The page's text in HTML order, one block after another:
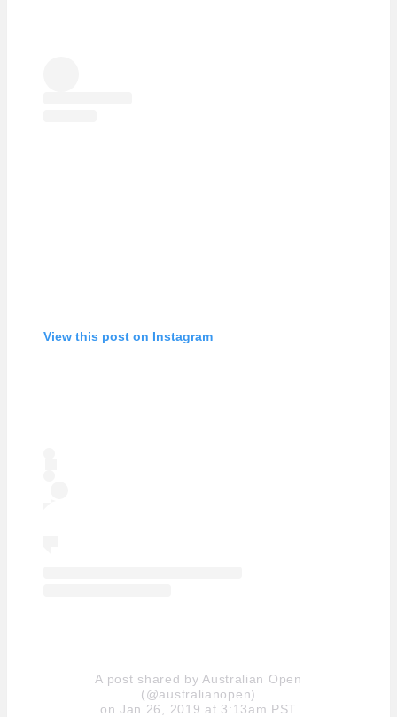
View this post on Instagram
A post shared by Australian Open
(@australianopen)
on Jan 26, 2019 at 3:13am PST